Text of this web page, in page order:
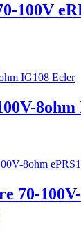
100V
70-